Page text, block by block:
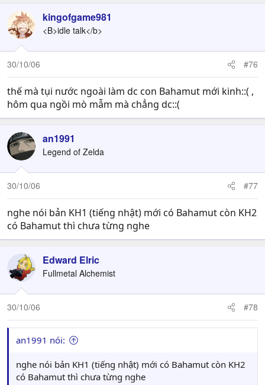
kingofgame981
<B>idle talk</b>
30/10/06 #76
thế mà tụi nước ngoài làm dc con Bahamut mới kinh::( ,
hôm qua ngồi mò mẫm mà chẳng dc::(
an1991
Legend of Zelda
30/10/06 #77
nghe nói bản KH1 (tiếng nhật) mới có Bahamut còn KH2
có Bahamut thì chưa từng nghe
Edward Elric
Fullmetal Alchemist
30/10/06 #78
an1991 nói:
nghe nói bản KH1 (tiếng nhật) mới có Bahamut còn KH2
có Bahamut thì chưa từng nghe